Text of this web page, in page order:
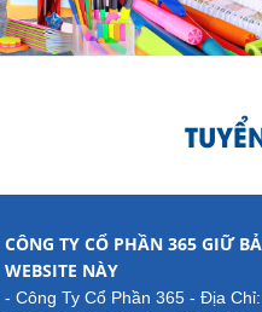
CÔNG TY CỔ PHẦN 365 GIỮ
WEBSITE NÀY
- Công Ty Cổ Phần 365 - Địa